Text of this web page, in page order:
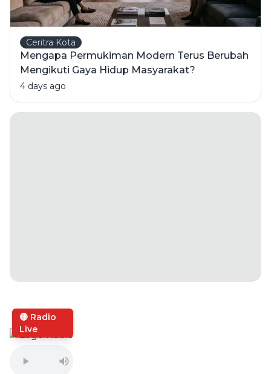
Ceritra Kota
Mengapa Permukiman Modern Terus Berubah
Mengikuti Gaya Hidup Masyarakat?
4 days ago
🔴 Radio
Live